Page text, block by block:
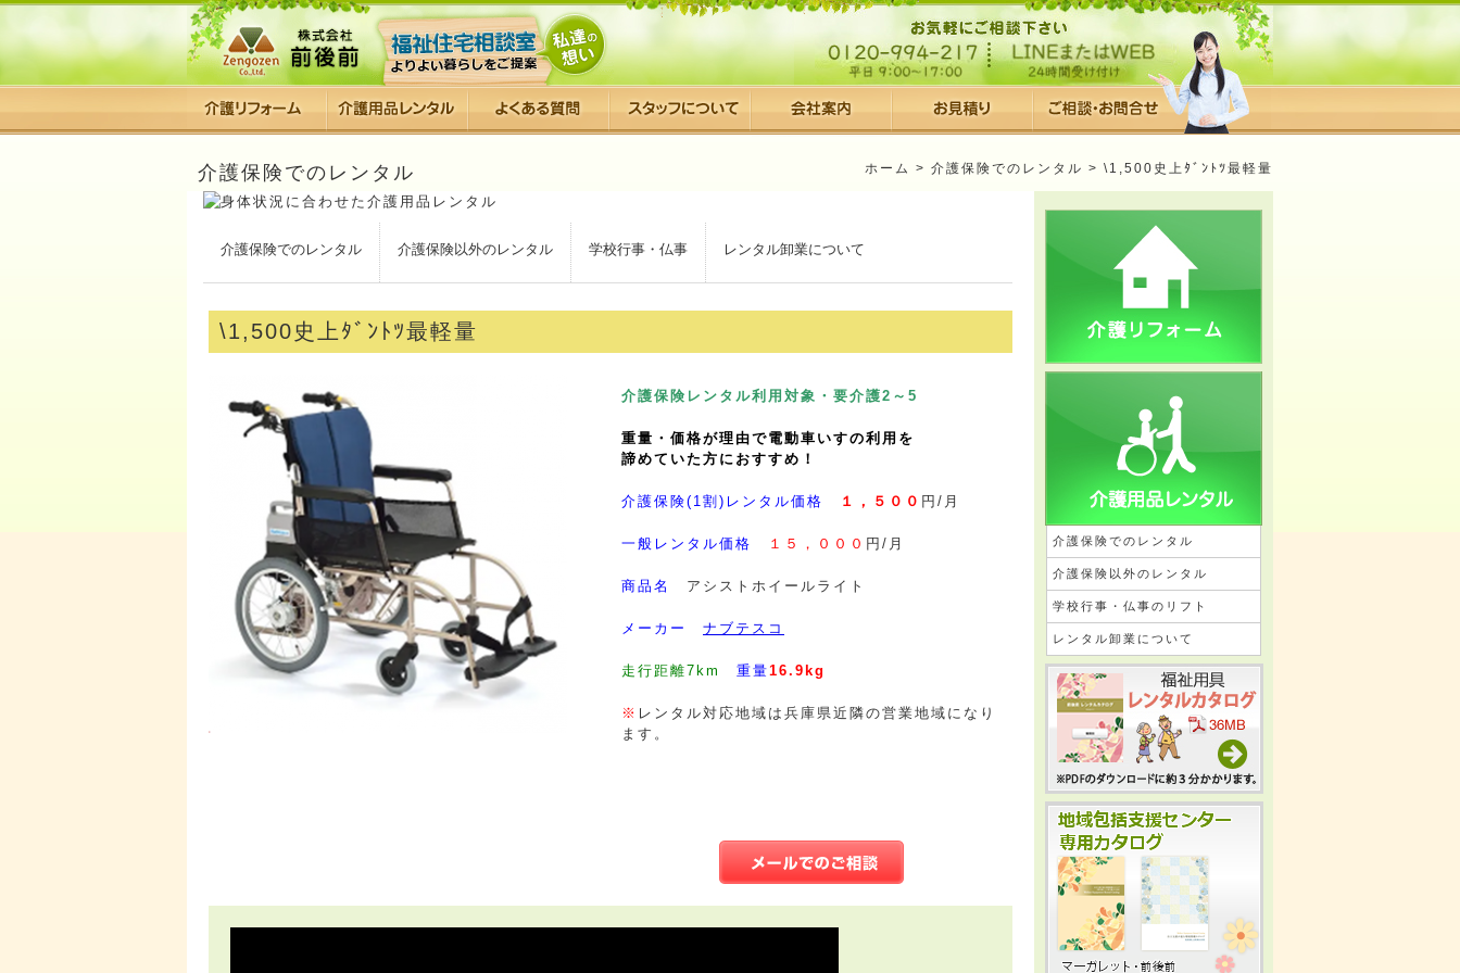
介護保険でのレンタル ホーム > 介護保険でのレンタル > \1,500史上ﾀﾞﾝﾄﾂ最軽量
介護保険でのレンタル 介護保険以外のレンタル 学校行事・仏事 レンタル卸業について
\1,500史上ﾀﾞﾝﾄﾂ最軽量
介護保険レンタル利用対象・要介護2～5
重量・価格が理由で電動車いすの利用を
諦めていた方におすすめ！
介護保険(1割)レンタル価格 １，５００ 円/月
一般レンタル価格 １５，０００ 円/月
商品名 アシストホイールライト
メーカー ナブテスコ
走行距離7km 重量16.9kg
※ レンタル対応地域は兵庫県近隣の営業地域になり
ます。
介護保険でのレンタル
介護保険以外のレンタル
学校行事・仏事のリフト
レンタル卸業について